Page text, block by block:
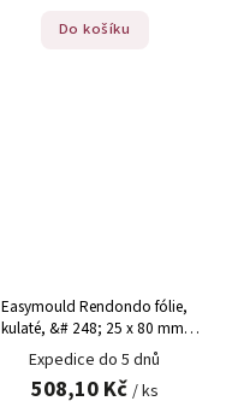
Do košíku
Easymould Rendondo fólie,
kulaté, &# 248; 25 x 80 mm,
100 fólií, 100% Chef (60/0006),
100 ks
Expedice do 5 dnů
508,10 Kč / ks